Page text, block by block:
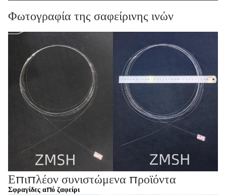
Φωτογραφία της σαφείρινης ινών
Επιπλέον συνιστώμενα προϊόντα
Σφραγίδες από ζαφείρι